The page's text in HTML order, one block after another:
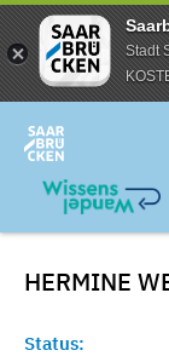
Stadt
HERMINE
Status: